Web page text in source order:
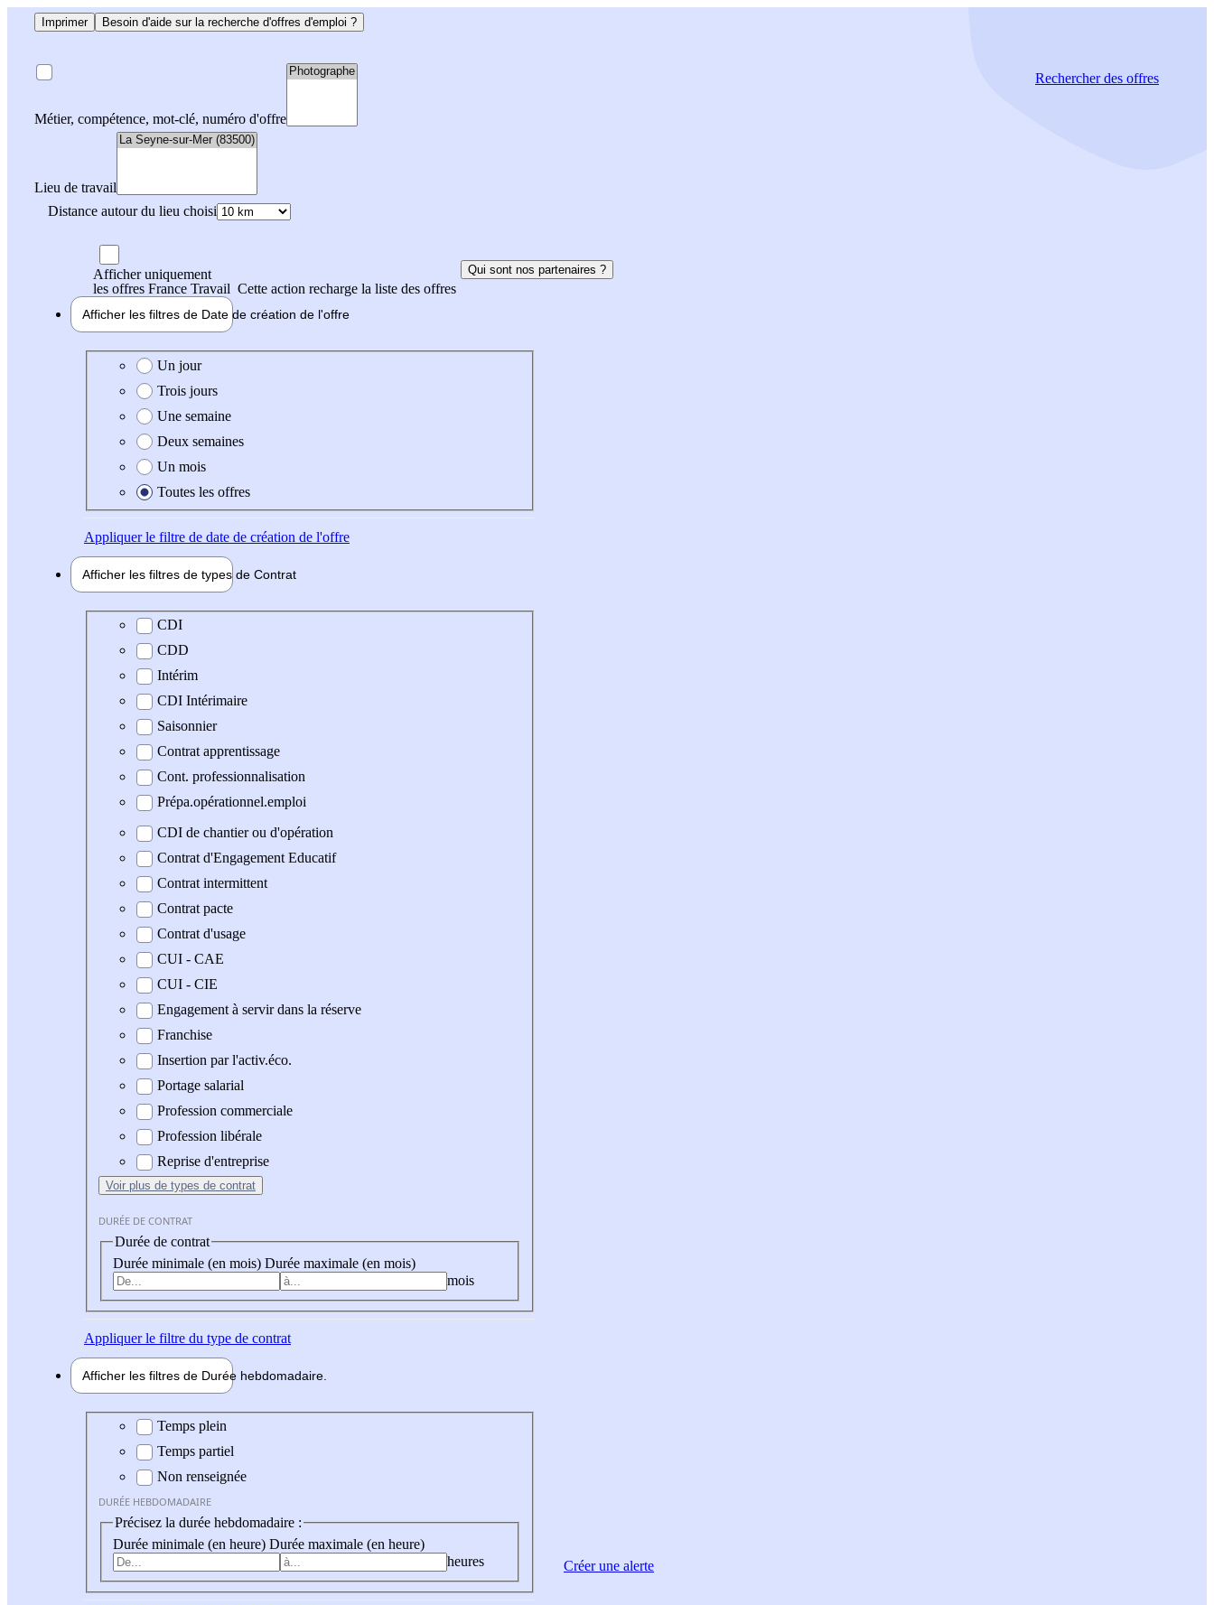
Imprimer Besoin d'aide sur la recherche d'offres d'emploi ?
Métier, compétence, mot-clé, numéro d'offre
Lieu de travail
Distance autour du lieu choisi
Rechercherdes offres
Afficher uniquement
les offres France Travail Cette action recharge la liste des offres
Qui sont nos partenaires ?
Afficher les filtres de Date de création de l'offre
Date de création de l'offre
Un jour
Trois jours
Une semaine
Deux semaines
Un mois
Toutes les offres
Appliquerle filtre de date de création de l'offre
Afficher les filtres de types de Contrat
Type de contrat
CDI
CDD
Intérim
CDI Intérimaire
Saisonnier
Contrat apprentissage
Cont. professionnalisation
Prépa.opérationnel.emploi
CDI de chantier ou d'opération
Contrat d'Engagement Educatif
Contrat intermittent
Contrat pacte
Contrat d'usage
CUI - CAE
CUI - CIE
Engagement à servir dans la réserve
Franchise
Insertion par l'activ.éco.
Portage salarial
Profession commerciale
Profession libérale
Reprise d'entreprise
Voir plus de types de contrat
DURÉE DE CONTRAT
Durée de contrat
Durée minimale (en mois) Durée maximale (en mois)
mois
Appliquerle filtre du type de contrat
Afficher les filtres de Durée hebdomadaire
Durée hebdomadaire
Temps plein
Temps partiel
Non renseignée
DURÉE HEBDOMADAIRE
Précisez la durée hebdomadaire :
Durée minimale (en heure) Durée maximale (en heure)
heures
Créer une alerte